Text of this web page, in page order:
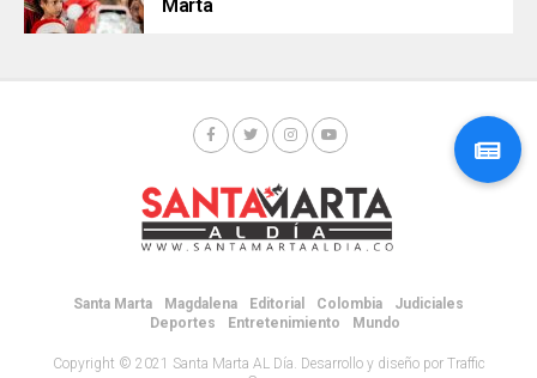
Marta
Santa Marta Magdalena Editorial Colombia
Judiciales
Deportes
Entretenimiento Mundo
Copyright © 2021 Santa Marta AL Día. Desarrollo y diseño por Traffic